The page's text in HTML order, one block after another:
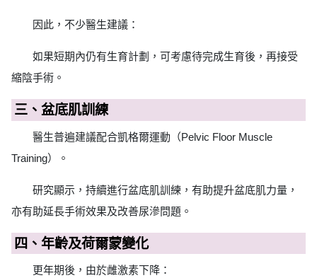
因此，不少醫生建議：
如果短期內仍有生育計劃，可考慮待完成生育後，再接受
縮陰手術。
三、盆底肌訓練
醫生普遍建議配合凱格爾運動（Pelvic Floor Muscle
Training）。
研究顯示，持續進行盆底肌訓練，有助提升盆底肌力量，
亦有助延長手術效果及改善尿滲問題。
四、年齡及荷爾蒙變化
更年期後，由於雌激素下降：